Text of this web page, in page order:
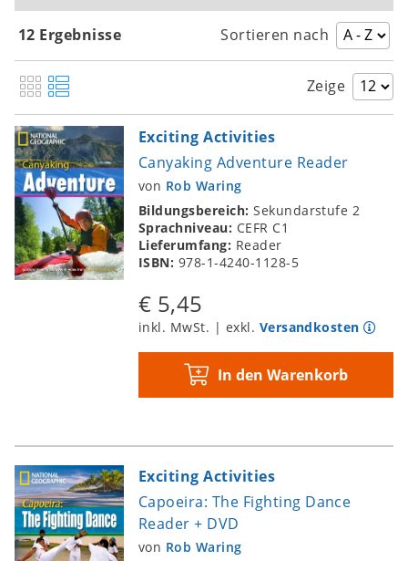
12 Ergebnisse Sortieren nach
Zeige
Exciting Activities
Canyaking Adventure Reader
von Rob Waring
Bildungsbereich:Sekundarstufe 2
Sprachniveau: CEFR C1
Lieferumfang: Reader
ISBN: 978-1-4240-1128-5
€ 5,45
inkl. MwSt. | exkl. Versandkosten
In den Warenkorb
Exciting Activities
Capoeira: The Fighting Dance
Reader + DVD
von Rob Waring